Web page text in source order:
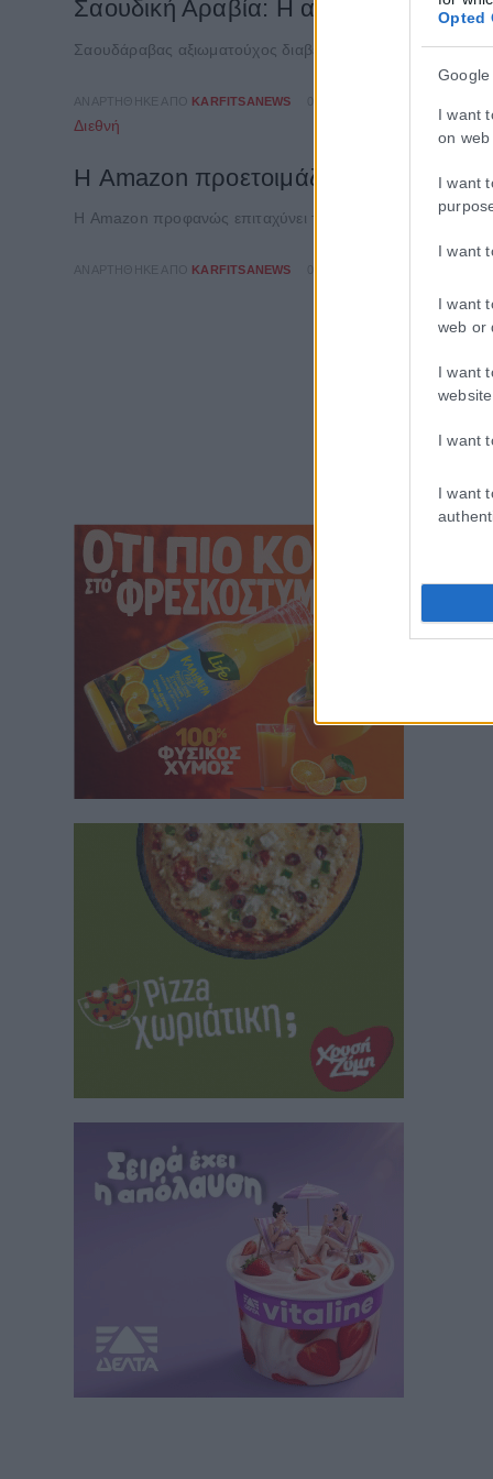
Opted
I want
on
I want
I want
I want
web or
I want
I want
I want
Σαουδική Αραβία: Η αμυντική
Σαουδάραβας αξιωματούχος διαβεβαίωσε ότι η αμυντική
ΑΝΑΡΤΉΘΗΚΕ ΑΠΌ KARFITSANEWS
Διεθνή
Η Amazon προετοιμάζει τη συνέχεια
Η Amazon προφανώς επιταχύνει την προετοιμασία μιας
ΑΝΑΡΤΉΘΗΚΕ ΑΠΌ KARFITSANEWS